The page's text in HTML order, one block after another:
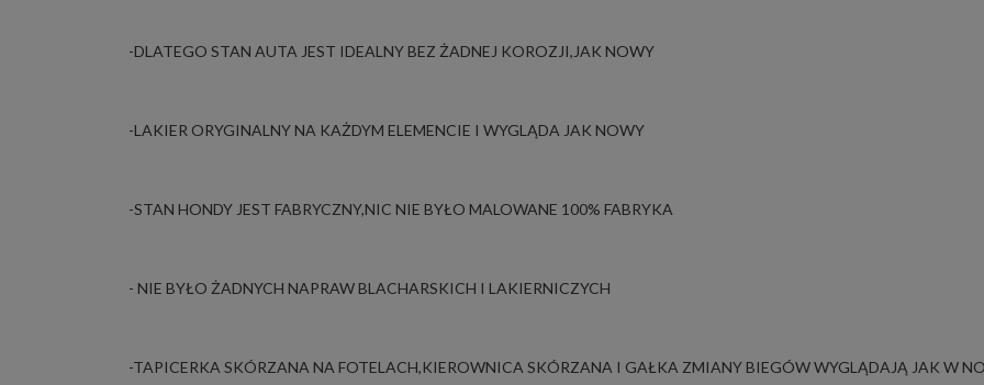
-DLATEGO STAN AUTA JEST IDEALNY BEZ ŻADNEJ KOROZJI,JAK NOWY
-LAKIER ORYGINALNY NA KAŻDYM ELEMENCIE I WYGLĄDA JAK NOWY
-STAN HONDY JEST FABRYCZNY,NIC NIE BYŁO MALOWANE 100% FABRYKA
- NIE BYŁO ŻADNYCH NAPRAW BLACHARSKICH I LAKIERNICZYCH
-TAPICERKA SKÓRZANA NA FOTELACH,KIEROWNICA SKÓRZANA I GAŁKA ZMIANY BIEGÓW WYGLĄDAJĄ JAK W